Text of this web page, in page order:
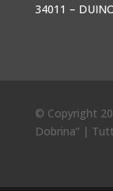
34011 –
© Copyright
Dobrina” |